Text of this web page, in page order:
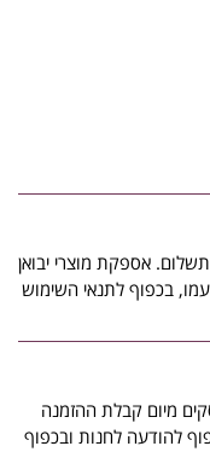
לאחר התשלום. אספקת מוצרי יבואן
בכפוף לתנאי השימוש
מראש, תוך 14 ימי עסקים מיום קבלת ההזמנה
להודעה לחנות ובכפוף